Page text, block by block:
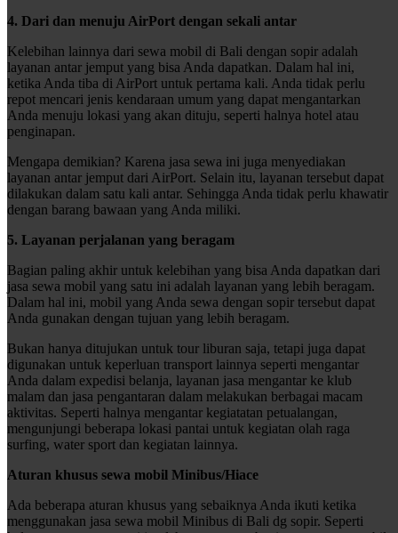
4. Dari dan menuju AirPort dengan sekali antar
Kelebihan lainnya dari sewa mobil di Bali dengan sopir adalah
layanan antar jemput yang bisa Anda dapatkan. Dalam hal ini,
ketika Anda tiba di AirPort untuk pertama kali. Anda tidak perlu
repot mencari jenis kendaraan umum yang dapat mengantarkan
Anda menuju lokasi yang akan dituju, seperti halnya hotel atau
penginapan.
Mengapa demikian? Karena jasa sewa ini juga menyediakan
layanan antar jemput dari AirPort. Selain itu, layanan tersebut dapat
dilakukan dalam satu kali antar. Sehingga Anda tidak perlu khawatir
dengan barang bawaan yang Anda miliki.
5. Layanan perjalanan yang beragam
Bagian paling akhir untuk kelebihan yang bisa Anda dapatkan dari
jasa sewa mobil yang satu ini adalah layanan yang lebih beragam.
Dalam hal ini, mobil yang Anda sewa dengan sopir tersebut dapat
Anda gunakan dengan tujuan yang lebih beragam.
Bukan hanya ditujukan untuk tour liburan saja, tetapi juga dapat
digunakan untuk keperluan transport lainnya seperti mengantar
Anda dalam expedisi belanja, layanan jasa mengantar ke klub
malam dan jasa pengantaran dalam melakukan berbagai macam
aktivitas. Seperti halnya mengantar kegiatatan petualangan,
mengunjungi beberapa lokasi pantai untuk kegiatan olah raga
surfing, water sport dan kegiatan lainnya.
Aturan khusus sewa mobil Minibus/Hiace
Ada beberapa aturan khusus yang sebaiknya Anda ikuti ketika
menggunakan jasa sewa mobil Minibus di Bali dg sopir. Seperti